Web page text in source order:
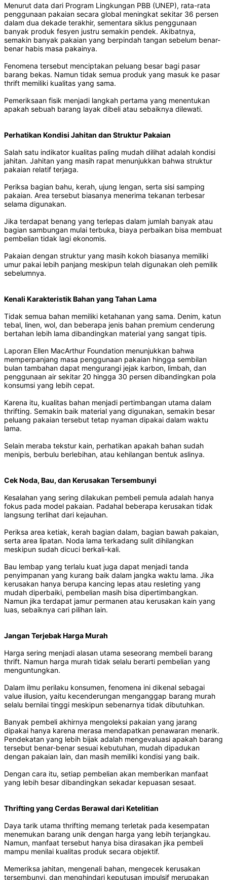
Menurut data dari Program Lingkungan PBB (UNEP), rata-rata
penggunaan pakaian secara global meningkat sekitar 36 persen
dalam dua dekade terakhir, sementara siklus penggunaan
banyak produk fesyen justru semakin pendek. Akibatnya,
semakin banyak pakaian yang berpindah tangan sebelum benar-
benar habis masa pakainya.
Fenomena tersebut menciptakan peluang besar bagi pasar
barang bekas. Namun tidak semua produk yang masuk ke pasar
thrift memiliki kualitas yang sama.
Pemeriksaan fisik menjadi langkah pertama yang menentukan
apakah sebuah barang layak dibeli atau sebaiknya dilewati.
Perhatikan Kondisi Jahitan dan Struktur Pakaian
Salah satu indikator kualitas paling mudah dilihat adalah kondisi
jahitan. Jahitan yang masih rapat menunjukkan bahwa struktur
pakaian relatif terjaga.
Periksa bagian bahu, kerah, ujung lengan, serta sisi samping
pakaian. Area tersebut biasanya menerima tekanan terbesar
selama digunakan.
Jika terdapat benang yang terlepas dalam jumlah banyak atau
bagian sambungan mulai terbuka, biaya perbaikan bisa membuat
pembelian tidak lagi ekonomis.
Pakaian dengan struktur yang masih kokoh biasanya memiliki
umur pakai lebih panjang meskipun telah digunakan oleh pemilik
sebelumnya.
Kenali Karakteristik Bahan yang Tahan Lama
Tidak semua bahan memiliki ketahanan yang sama. Denim, katun
tebal, linen, wol, dan beberapa jenis bahan premium cenderung
bertahan lebih lama dibandingkan material yang sangat tipis.
Laporan Ellen MacArthur Foundation menunjukkan bahwa
memperpanjang masa penggunaan pakaian hingga sembilan
bulan tambahan dapat mengurangi jejak karbon, limbah, dan
penggunaan air sekitar 20 hingga 30 persen dibandingkan pola
konsumsi yang lebih cepat.
Karena itu, kualitas bahan menjadi pertimbangan utama dalam
thrifting. Semakin baik material yang digunakan, semakin besar
peluang pakaian tersebut tetap nyaman dipakai dalam waktu
lama.
Selain meraba tekstur kain, perhatikan apakah bahan sudah
menipis, berbulu berlebihan, atau kehilangan bentuk aslinya.
Cek Noda, Bau, dan Kerusakan Tersembunyi
Kesalahan yang sering dilakukan pembeli pemula adalah hanya
fokus pada model pakaian. Padahal beberapa kerusakan tidak
langsung terlihat dari kejauhan.
Periksa area ketiak, kerah bagian dalam, bagian bawah pakaian,
serta area lipatan. Noda lama terkadang sulit dihilangkan
meskipun sudah dicuci berkali-kali.
Bau lembap yang terlalu kuat juga dapat menjadi tanda
penyimpanan yang kurang baik dalam jangka waktu lama. Jika
kerusakan hanya berupa kancing lepas atau resleting yang
mudah diperbaiki, pembelian masih bisa dipertimbangkan.
Namun jika terdapat jamur permanen atau kerusakan kain yang
luas, sebaiknya cari pilihan lain.
Jangan Terjebak Harga Murah
Harga sering menjadi alasan utama seseorang membeli barang
thrift. Namun harga murah tidak selalu berarti pembelian yang
menguntungkan.
Dalam ilmu perilaku konsumen, fenomena ini dikenal sebagai
value illusion, yaitu kecenderungan menganggap barang murah
selalu bernilai tinggi meskipun sebenarnya tidak dibutuhkan.
Banyak pembeli akhirnya mengoleksi pakaian yang jarang
dipakai hanya karena merasa mendapatkan penawaran menarik.
Pendekatan yang lebih bijak adalah mengevaluasi apakah barang
tersebut benar-benar sesuai kebutuhan, mudah dipadukan
dengan pakaian lain, dan masih memiliki kondisi yang baik.
Dengan cara itu, setiap pembelian akan memberikan manfaat
yang lebih besar dibandingkan sekadar kepuasan sesaat.
Thrifting yang Cerdas Berawal dari Ketelitian
Daya tarik utama thrifting memang terletak pada kesempatan
menemukan barang unik dengan harga yang lebih terjangkau.
Namun, manfaat tersebut hanya bisa dirasakan jika pembeli
mampu menilai kualitas produk secara objektif.
Memeriksa jahitan, mengenali bahan, mengecek kerusakan
tersembunyi, dan menghindari keputusan impulsif merupakan